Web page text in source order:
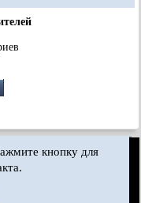
·Обратная связь
кнопку для